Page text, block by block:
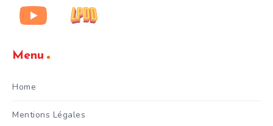
Menu
Home
Mentions Légales